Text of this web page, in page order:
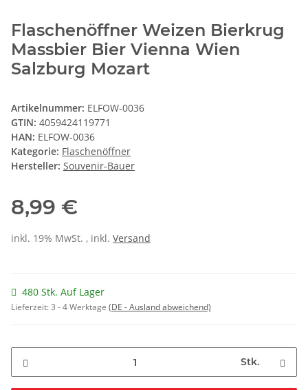
Flaschenöffner Weizen Bierkrug
Massbier Bier Vienna Wien
Salzburg Mozart
Artikelnummer: ELFOW-0036
GTIN: 4059424119771
HAN: ELFOW-0036
Kategorie: Flaschenöffner
Hersteller: Souvenir-Bauer
8,99 €
inkl. 19% MwSt. , inkl. Versand
480 Stk. Auf Lager
Lieferzeit:3 - 4 Werktage (DE - Ausland abweichend)
Stk.